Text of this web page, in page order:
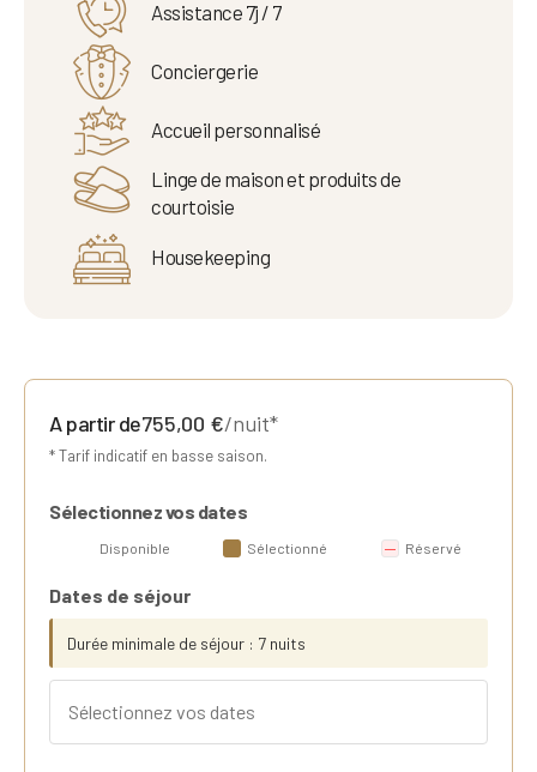
Assistance 7j / 7
Conciergerie
Accueil personnalisé
Linge de maison et produits de
courtoisie
Housekeeping
A partir de755,00 €/nuit*
* Tarif indicatif en basse saison.
Sélectionnez vos dates
Disponible Sélectionné Réservé
Dates de séjour
Durée minimale de séjour : 7 nuits